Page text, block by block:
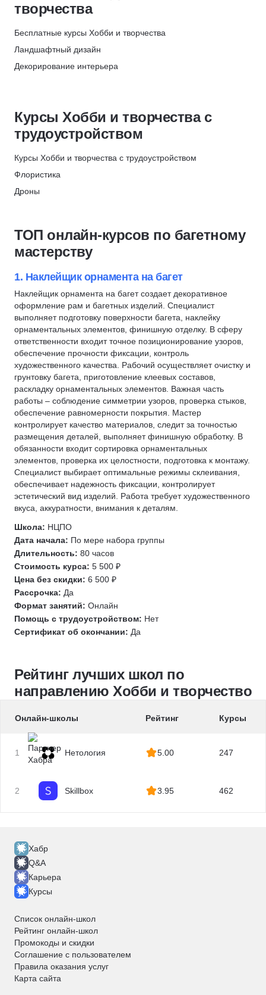
Скидки до 35%
НЦПО
Языки 142
Повышение квалификации1023
Видео
Рисование аниме
Режиссура
Шахматы
Реставрация
Флористика
Звукозапись
Обработка изображений
Музыка
Курсы по нейронным сетям
Чтение
Игра на музыкальных инструментах и вокал
Игра на фортепиано
Игра на гитаре
Макраме
Вязание
Написание музыки
Звукорежиссура
Фотограф
Радиоведущий
Подкасты
Издательское дело
творчества
Бесплатные курсы Хобби и творчества
Ландшафтный дизайн
Декорирование интерьера
Курсы Хобби и творчества с
трудоустройством
Курсы Хобби и творчества с трудоустройством
Флористика
Дроны
Редактура текстов
Видеомонтаж
Телеведущий
Саунд-дизайн
Журналистика
Пилотирование дронов
Декоратор
Текстильный декор
ТОП онлайн-курсов по багетному
мастерству
1. Наклейщик орнамента на багет
Наклейщик орнамента на багет создает декоративное
оформление рам и багетных изделий. Специалист
выполняет подготовку поверхности багета, наклейку
орнаментальных элементов, финишную отделку. В сферу
ответственности входит точное позиционирование узоров,
обеспечение прочности фиксации, контроль
художественного качества. Рабочий осуществляет очистку и
грунтовку багета, приготовление клеевых составов,
раскладку орнаментальных элементов. Важная часть
работы – соблюдение симметрии узоров, проверка стыков,
обеспечение равномерности покрытия. Мастер
контролирует качество материалов, следит за точностью
размещения деталей, выполняет финишную обработку. В
обязанности входит сортировка орнаментальных
элементов, проверка их целостности, подготовка к монтажу.
Специалист выбирает оптимальные режимы склеивания,
обеспечивает надежность фиксации, контролирует
эстетический вид изделий. Работа требует художественного
вкуса, аккуратности, внимания к деталям.
Школа: НЦПО
Дата начала: По мере набора группы
Длительность: 80 часов
Стоимость курса: 5 500 ₽
Цена без скидки: 6 500 ₽
Рассрочка: Да
Формат занятий: Онлайн
Помощь с трудоустройством: Нет
Сертификат об окончании: Да
Рейтинг лучших школ по
направлению Хобби и творчество
Онлайн-школы Рейтинг Курсы
1 Нетология 5.00 247
2 Skillbox 3.95 462
Хабр
Q&A
Карьера
Курсы
Список онлайн-школ
Рейтинг онлайн-школ
Промокоды и скидки
Соглашение с пользователем
Правила оказания услуг
Карта сайта